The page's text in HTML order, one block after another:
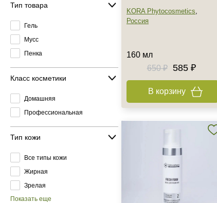
Тип товара
Гель
Мусс
Пенка
Класс косметики
Домашняя
Профессиональная
Тип кожи
Все типы кожи
Жирная
Зрелая
Показать еще
KORA Phytocosmetics,
Россия
160 мл
650 ₽
585 ₽
В корзину